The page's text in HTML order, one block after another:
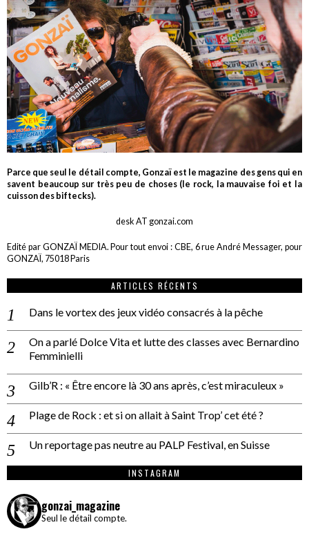
Parce que seul le détail compte, Gonzaï est le magazine des gens qui en
savent beaucoup sur très peu de choses (le rock, la mauvaise foi et la
cuisson des biftecks).
desk AT gonzai.com
Edité par GONZAÏ MEDIA. Pour tout envoi : CBE, 6 rue André Messager, pour
GONZAÏ, 75018 Paris
ARTICLES RÉCENTS
Dans le vortex des jeux vidéo consacrés à la pêche
On a parlé Dolce Vita et lutte des classes avec Bernardino
Femminielli
Gilb’R : « Être encore là 30 ans après, c’est miraculeux »
Plage de Rock : et si on allait à Saint Trop’ cet été ?
Un reportage pas neutre au PALP Festival, en Suisse
INSTAGRAM
gonzai_magazine
Seul le détail compte.